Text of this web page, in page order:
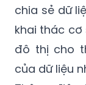
chia sẻ dữ
khai thác cơ
đô thị cho
của dữ liệu